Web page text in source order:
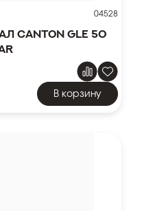
04528
Canton GLE 50
В корзину